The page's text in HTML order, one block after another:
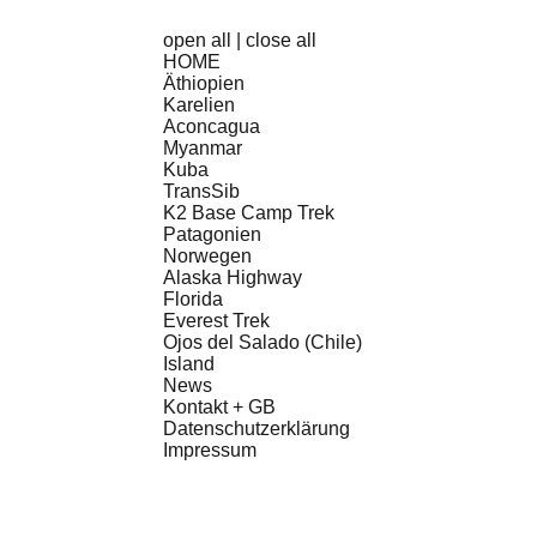
open all
close all
HOME
Äthiopien
Karelien
Aconcagua
Myanmar
Kuba
TransSib
K2 Base Camp Trek
Patagonien
Norwegen
Alaska Highway
Florida
Everest Trek
Ojos del Salado (Chile)
Island
News
Kontakt + GB
Datenschutzerklärung
Impressum